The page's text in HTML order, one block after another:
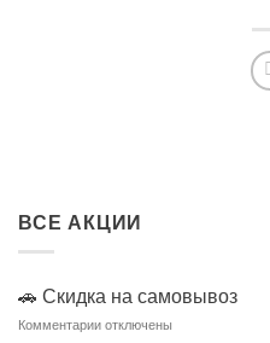
ВСЕ АКЦИИ
🚗 Скидка на самовывоз
Комментариикотключены